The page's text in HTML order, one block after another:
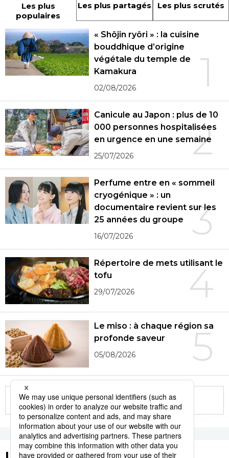
Les plus
populaires
Les plus partagés Les plus scrutés
1
« Shôjin ryôri » : la cuisine
bouddhique d’origine
végétale du temple de
Kamakura
02/08/2026
2
Canicule au Japon : plus de 10
000 personnes hospitalisées
en urgence en une semaine
25/07/2026
3
Perfume entre en « sommeil
cryogénique » : un
documentaire revient sur les
25 années du groupe
16/07/2026
4
Répertoire de mets utilisant le
tofu
29/07/2026
5
Le miso : à chaque région sa
profonde saveur
05/08/2026
More in this series